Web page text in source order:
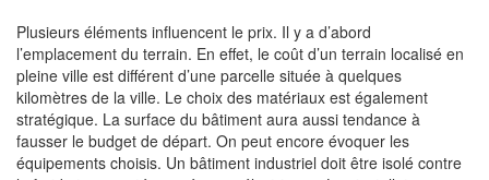
Plusieurs éléments influencent le prix. Il y a d’abord
l’emplacement du terrain. En effet, le coût d’un terrain localisé en
pleine ville est différent d’une parcelle située à quelques
kilomètres de la ville. Le choix des matériaux est également
stratégique. La surface du bâtiment aura aussi tendance à
fausser le budget de départ. On peut encore évoquer les
équipements choisis. Un bâtiment industriel doit être isolé contre